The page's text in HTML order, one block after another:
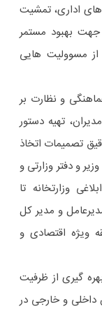
اداری، تمشیت
جهت بهبود مستمر
مسوولیت هایی
و نظارت بر
تهیه دستور
تصمیمات اتخاذ
و دفتر وزارتی و
وزارتخانه تا
و مدیر کل
ویژه اقتصادی و
گیری از ظرفیت
داخلی و خارجی در